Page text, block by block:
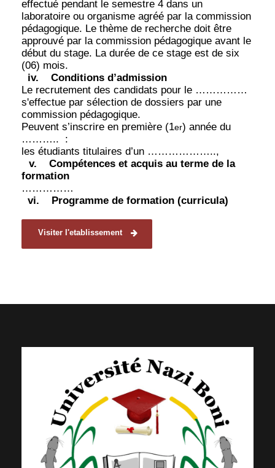
effectué pendant le semestre 4 dans un
laboratoire ou organisme agréé par la commission
pédagogique. Le thème de recherche doit être
approuvé par la commission pédagogique avant le
début du stage. La durée de ce stage est de six
(06) mois.
iv.
Conditions d’admission
Le recrutement des candidats pour le ……………
s'effectue par sélection de dossiers par une
commission pédagogique.
Peuvent s’inscrire en première (1er) année du
………..
:
les étudiants titulaires d’un ………………..,
v.
Compétences et acquis au terme de la
formation
……………
vi.
Programme de formation (curricula)
Visiter l'etablissement